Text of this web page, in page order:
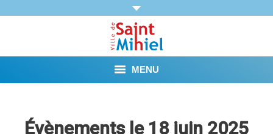
MENU
Évènements le 18 juin 2025